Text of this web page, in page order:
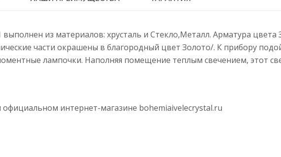
из материалов: хрусталь и Стекло,Металл. Арматура цвета
части окрашены в благородный цвет Золото/. К прибору
лампочки. Наполняя помещение теплым свечением, этот
интернет-магазине bohemiaivelecrystal.ru